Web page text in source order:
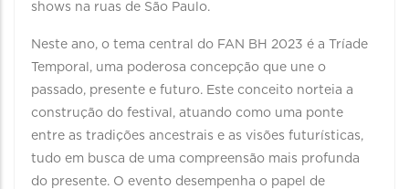
shows na ruas de São Paulo.
Neste ano, o tema central do FAN BH 2023 é a Tríade
Temporal, uma poderosa concepção que une o
passado, presente e futuro. Este conceito norteia a
construção do festival, atuando como uma ponte
entre as tradições ancestrais e as visões futurísticas,
tudo em busca de uma compreensão mais profunda
do presente. O evento desempenha o papel de